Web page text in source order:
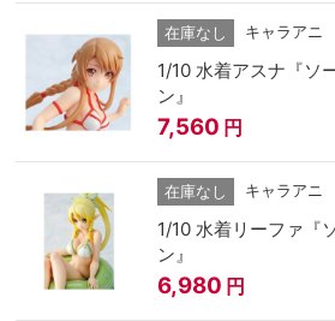
在庫なし キャラアニ
1/10 水着アスナ『ソ
ン』
7,560 円
在庫なし キャラアニ
1/10 水着リーファ『
ン』
6,980 円